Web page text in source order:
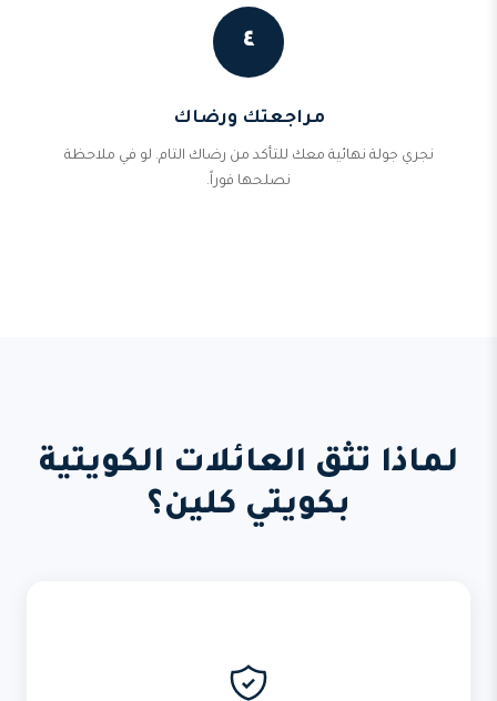
٤
مراجعتك ورضاك
نجري جولة نهائية معك للتأكد من رضاك التام. لو في ملاحظة
نصلحها فوراً.
لماذا تثق العائلات الكويتية
بكويتي كلين؟